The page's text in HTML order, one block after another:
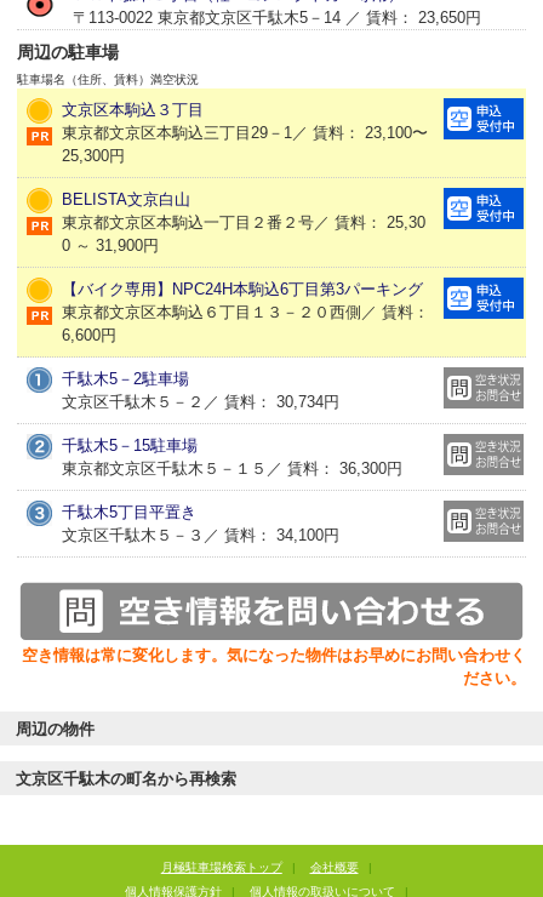
〒113-0022 東京都文京区千駄木5－14 ／ 賃料： 23,650円
周辺の駐車場
駐車場名（住所、賃料） 満空状況
文京区本駒込３丁目
東京都文京区本駒込三丁目29－1／ 賃料： 23,100〜
25,300円
BELISTA文京白山
東京都文京区本駒込一丁目２番２号／ 賃料： 25,30
0 ～ 31,900円
【バイク専用】NPC24H本駒込6丁目第3パーキング
東京都文京区本駒込６丁目１３－２０西側／ 賃料：
6,600円
千駄木5－2駐車場
文京区千駄木５－２／ 賃料： 30,734円
千駄木5－15駐車場
東京都文京区千駄木５－１５／ 賃料： 36,300円
千駄木5丁目平置き
文京区千駄木５－３／ 賃料： 34,100円
空き情報は常に変化します。気になった物件はお早めにお問い合わせく
ださい。
周辺の物件
文京区千駄木の町名から再検索
月極駐車場検索トップ | 会社概要
|
個人情報保護方針
| 個人情報の取扱いについて |